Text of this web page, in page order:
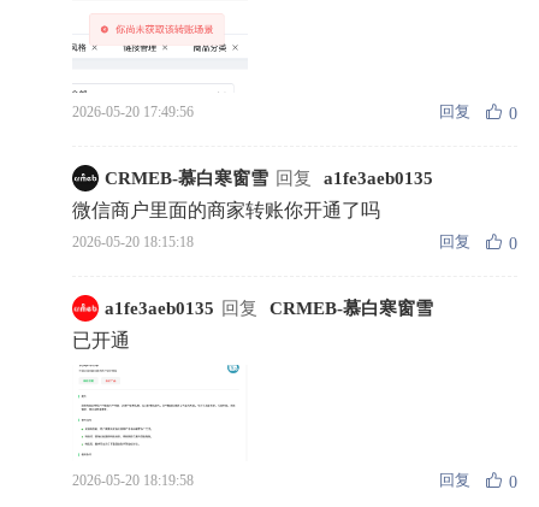
2026-05-20 17:49:56 回复 0
CRMEB-慕白寒窗雪 回复 a1fe3aeb0135
微信商户里面的商家转账你开通了吗
2026-05-20 18:15:18 回复 0
a1fe3aeb0135 回复 CRMEB-慕白寒窗雪
已开通
2026-05-20 18:19:58 回复 0